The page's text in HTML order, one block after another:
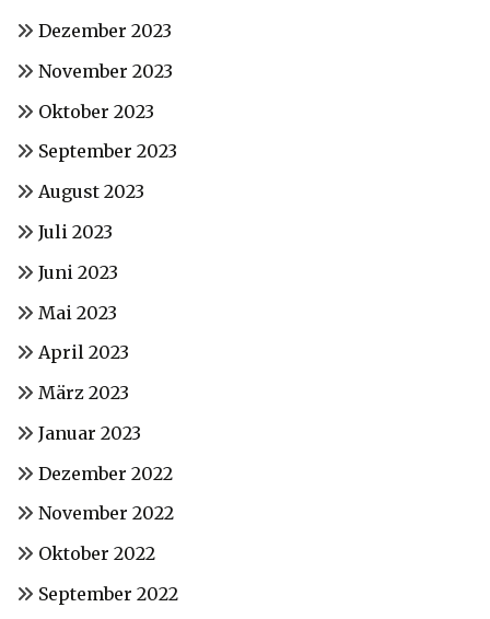
Dezember 2023
November 2023
Oktober 2023
September 2023
August 2023
Juli 2023
Juni 2023
Mai 2023
April 2023
März 2023
Januar 2023
Dezember 2022
November 2022
Oktober 2022
September 2022